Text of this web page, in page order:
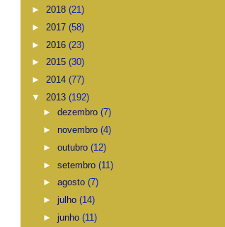
► 2018 (21)
► 2017 (58)
► 2016 (23)
► 2015 (30)
► 2014 (77)
▼ 2013 (192)
► dezembro (7)
► novembro (4)
► outubro (12)
► setembro (11)
► agosto (7)
► julho (14)
► junho (11)